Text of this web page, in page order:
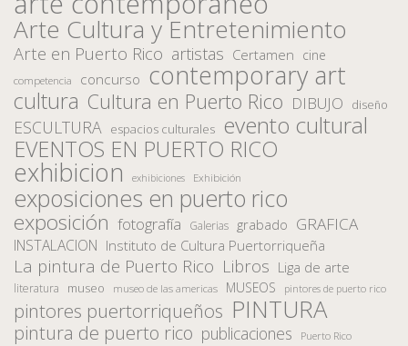
Arte Cultura y Entretenimiento
Arte en Puerto Rico artistas Certamen cine
competencia concurso contemporary art
cultura Cultura en Puerto Rico DIBUJO diseño
ESCULTURA espacios culturales evento cultural
EVENTOS EN PUERTO RICO
exhibicion exhibiciones Exhibición
exposiciones en puerto rico
exposición fotografía Galerias grabado GRAFICA
INSTALACION Instituto de Cultura Puertorriqueña
La pintura de Puerto Rico Libros Liga de arte
literatura museo museo de las americas MUSEOS pintores de puerto rico
pintores puertorriqueños PINTURA
pintura de puerto rico publicaciones Puerto Rico